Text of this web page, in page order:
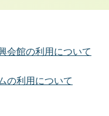
会館の利用について
の利用について